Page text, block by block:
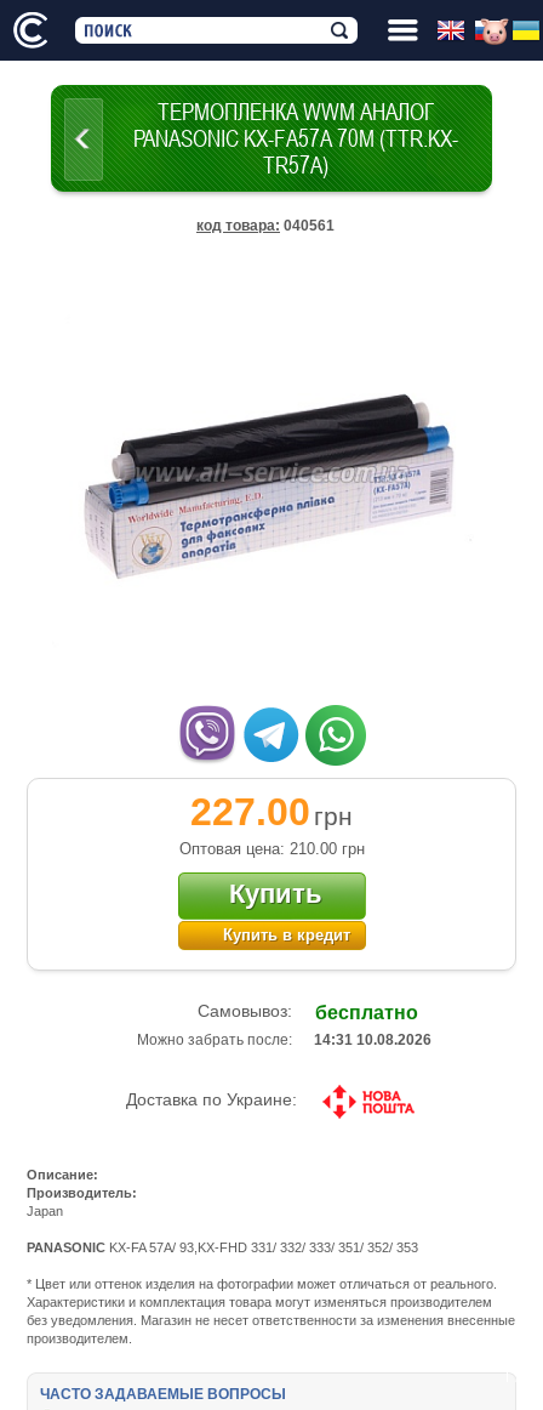
ТЕРМОПЛЕНКА WWM АНАЛОГ
PANASONIC KX-FA57A 70М (TTR.KX-
TR57A)
код товара: 040561
227.00 грн
Оптовая цена: 210.00 грн
Купить
Купить в кредит
Самовывоз: бесплатно
Можно забрать после: 14:31 10.08.2026
Доставка по Украине:
Описание:
Производитель:
Japan
PANASONIC KX-FA 57A/ 93,KX-FHD 331/ 332/ 333/ 351/ 352/ 353
rashodnye-
materialy/5262-
dlya-
* Цвет или оттенок изделия на фотографии может отличаться от реального.
Характеристики и комплектация товара могут изменяться производителем
без уведомления. Магазин не несет ответственности за изменения внесенные
производителем.
ЧАСТО ЗАДАВАЕМЫЕ ВОПРОСЫ